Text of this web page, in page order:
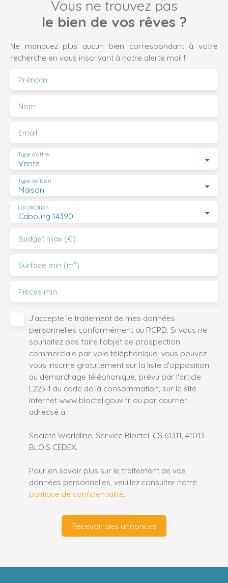
Vous ne trouvez pas
le bien de vos rêves ?
Ne manquez plus aucun bien correspondant à votre
recherche en vous inscrivant à notre alerte mail !
Prénom
Nom
Email
Vente
Type d'offre
Maison
Type de bien
Cabourg 14390
Localisation
Budget max (€)
Surface min (m²)
Pièces min
J'accepte le traitement de mes données
personnelles conformément au RGPD. Si vous ne
souhaitez pas faire l'objet de prospection
commerciale par voie téléphonique, vous pouvez
vous inscrire gratuitement sur la liste d'opposition
au démarchage téléphonique, prévu par l'article
L223-1 du code de la consommation, sur le site
Internet www.bloctel.gouv.fr ou par courrier
adressé à :
Société Worldline, Service Bloctel, CS 61311, 41013
BLOIS CEDEX.
Pour en savoir plus sur le traitement de vos
données personnelles, veuillez consulter notre
politique de confidentialité.
Recevoir des annonces